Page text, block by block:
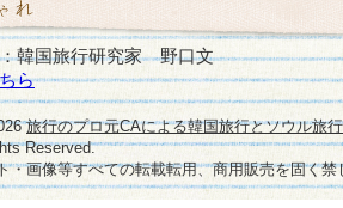
韓国旅行研究家 野口文
ら
旅行のプロ元CAによる韓国旅行とソウル旅
Reserved.
画像等すべての転載転用、商用販売を固く禁